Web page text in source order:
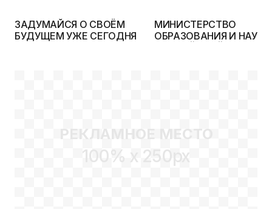
ЗАДУМАЙСЯ О СВОЁМ
БУДУЩЕМ УЖЕ СЕГОДНЯ
МИНИСТЕРСТВО
ОБРАЗОВАНИЯ И НАУКИ
РЕКЛАМНОЕ МЕСТО
100% x 250px